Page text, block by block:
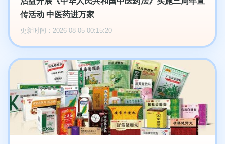
传活动 中医药进万家
更新时间：2026-08-05 00:15:20